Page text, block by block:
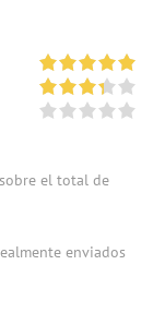
el total de
enviados